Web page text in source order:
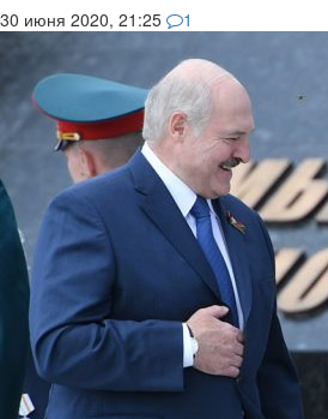
30 июня 2020, 21:25 1